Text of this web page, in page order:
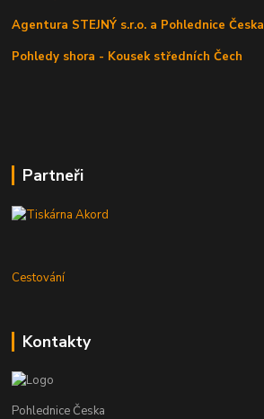
Agentura STEJNÝ s.r.o. a Pohlednice Česka
Pohledy shora - Kousek středních Čech
Partneři
Cestování
Kontakty
Pohlednice Česka